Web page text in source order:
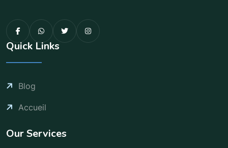
Quick Links
Blog
Accueil
Our Services